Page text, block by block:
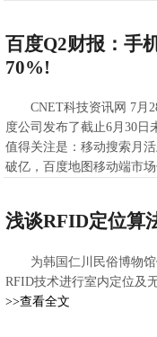
>>查看全文
百度Q2财报：手
70%!
CNET科技资讯网 7月
度公司发布了截止6月30日
值得关注是：移动搜索月
破亿，百度地图移动端市
浅谈RFID定位算
为韩国仁川民俗博物
RFID技术进行室内定位及
>>查看全文